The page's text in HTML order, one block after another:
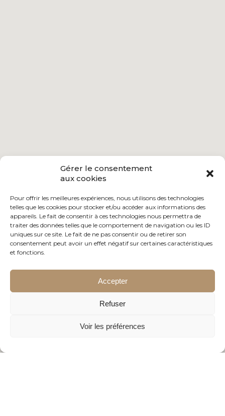
Gérer le consentement
aux cookies
Pour offrir les meilleures expériences, nous utilisons des technologies
telles que les cookies pour stocker et/ou accéder aux informations des
appareils. Le fait de consentir à ces technologies nous permettra de
traiter des données telles que le comportement de navigation ou les ID
uniques sur ce site. Le fait de ne pas consentir ou de retirer son
consentement peut avoir un effet négatif sur certaines caractéristiques
et fonctions.
Accepter
Refuser
Voir les préférences